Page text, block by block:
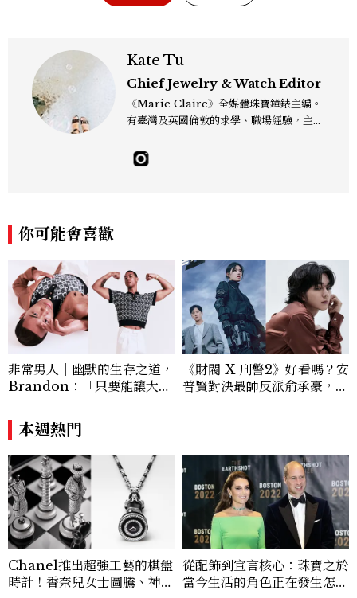
Kate Tu
Chief Jewelry & Watch Editor
《Marie Claire》全媒體珠寶鐘錶主編。
有臺灣及英國倫敦的求學、職場經驗，主修
佳人》編輯工作內容，包括錶展等國際活動
你可能會喜歡
非常男人｜幽默的生存之道，
Brandon：「只要能讓大家
讓敵人成為朋友。」
《財閥 X 刑警2》好看嗎？安
普賢對決最帥反派俞承豪，鄭
本週熱門
Chanel推出超強工藝的棋盤
時計！香奈兒女士圖騰、神秘
從配飾到宣言核心：珠寶之於
當今生活的角色正在發生怎樣